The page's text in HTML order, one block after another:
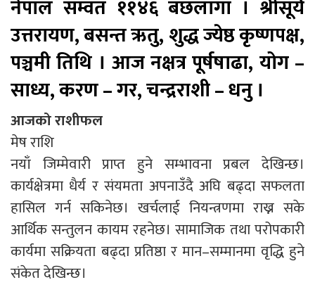
नेपाल सम्वत ११४६ बछलागा । श्रीसूर्य
उत्तरायण, बसन्त ऋतु, शुद्ध ज्येष्ठ कृष्णपक्ष,
पञ्चमी तिथि । आज नक्षत्र पूर्षषाढा, योग –
साध्य, करण – गर, चन्द्रराशी – धनु ।
आजको राशीफल
मेष राशि
नयाँ जिम्मेवारी प्राप्त हुने सम्भावना प्रबल देखिन्छ।
कार्यक्षेत्रमा धैर्य र संयमता अपनाउँदै अघि बढ्दा सफलता
हासिल गर्न सकिनेछ। खर्चलाई नियन्त्रणमा राख्न सके
आर्थिक सन्तुलन कायम रहनेछ। सामाजिक तथा परोपकारी
कार्यमा सक्रियता बढ्दा प्रतिष्ठा र मान–सम्मानमा वृद्धि हुने
संकेत देखिन्छ।